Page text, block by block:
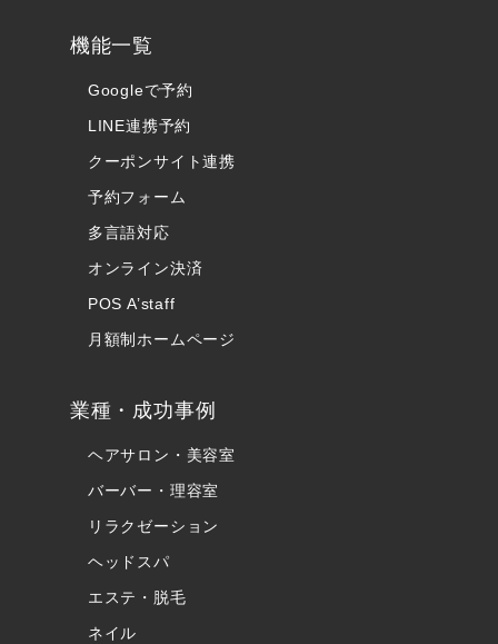
機能一覧
Googleで予約
LINE連携予約
クーポンサイト連携
予約フォーム
多言語対応
オンライン決済
POS A’staff
月額制ホームページ
業種・成功事例
ヘアサロン・美容室
バーバー・理容室
リラクゼーション
ヘッドスパ
エステ・脱毛
ネイル